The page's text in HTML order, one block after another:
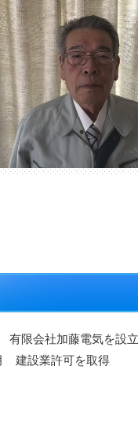
有限会社加藤電気を設立
建設業許可を取得